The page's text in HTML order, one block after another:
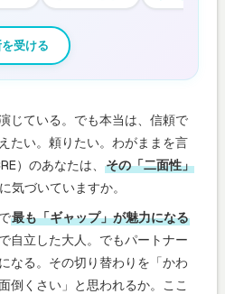
受ける
じている。でも本当は、信頼で
たい。頼りたい。わがままを言
）のあなたは、 その「二面性」
気づいていますか。
最も「ギャップ」が魅力になる
自立した大人。でもパートナー
なる。その切り替わりを「かわ
倒くさい」と思われるか。ここ